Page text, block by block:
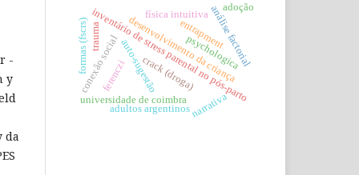
-
y
da
auto-sugestão
universidade de coimbra
psychologica
inventário de stress parental no pós-parto
desenvolvimento da criança
análise factorial
narrativa
entrapment
crack (droga)
conexão social
adultos argentinos
ferenczi
trauma
física intuitiva
formas (fscrs)
adoção